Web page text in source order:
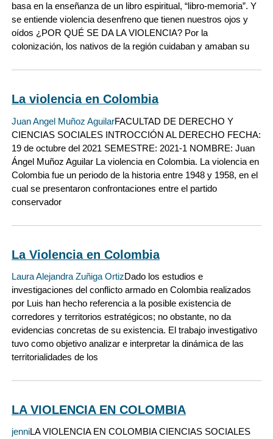
basa en la enseñanza de un libro espiritual, “libro-memoria”. Y
se entiende violencia desenfreno que tienen nuestros ojos y
oídos ¿POR QUÉ SE DA LA VIOLENCIA? Por la
colonización, los nativos de la región cuidaban y amaban su
La violencia en Colombia
Juan Angel Muñoz AguilarFACULTAD DE DERECHO Y
CIENCIAS SOCIALES INTROCCIÓN AL DERECHO FECHA:
19 de octubre del 2021 SEMESTRE: 2021-1 NOMBRE: Juan
Ángel Muñoz Aguilar La violencia en Colombia. La violencia en
Colombia fue un periodo de la historia entre 1948 y 1958, en el
cual se presentaron confrontaciones entre el partido
conservador
La Violencia en Colombia
Laura Alejandra Zuñiga OrtizDado los estudios e
investigaciones del conflicto armado en Colombia realizados
por Luis han hecho referencia a la posible existencia de
corredores y territorios estratégicos; no obstante, no da
evidencias concretas de su existencia. El trabajo investigativo
tuvo como objetivo analizar e interpretar la dinámica de las
territorialidades de los
LA VIOLENCIA EN COLOMBIA
jenniLA VIOLENCIA EN COLOMBIA CIENCIAS SOCIALES